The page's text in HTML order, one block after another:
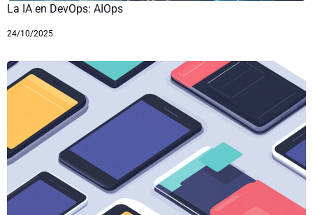
La IA en DevOps: AIOps
24/10/2025